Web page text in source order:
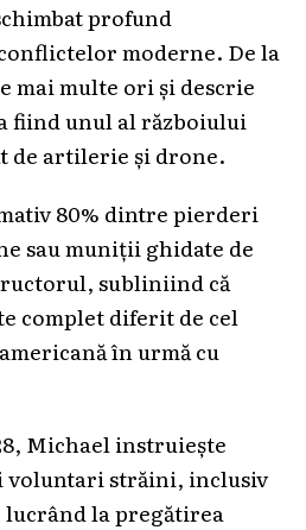
profund
moderne. De la
mai multe ori și descrie
fiind unul al războiului
de artilerie și drone.
80% dintre pierderi
sau muniții ghidate de
subliniind că
complet diferit de cel
în urmă cu
Michael instruiește
străini, inclusiv
la pregătirea